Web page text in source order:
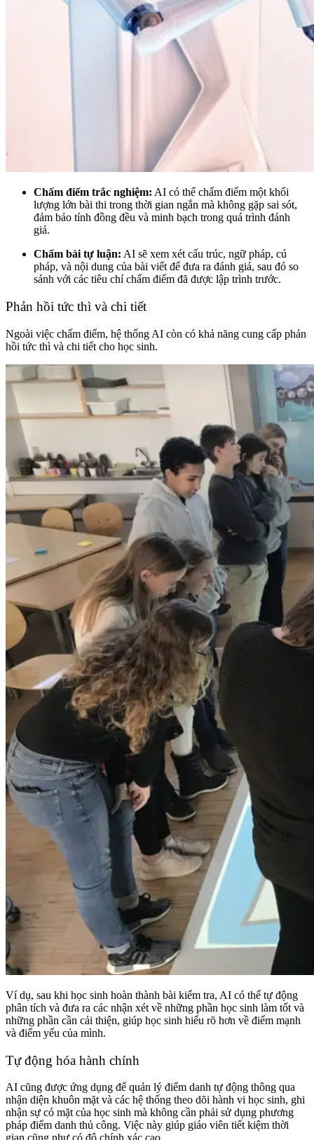
Chấm điểm trắc nghiệm: AI có thể chấm điểm một khối
lượng lớn bài thi trong thời gian ngắn mà không gặp sai sót,
đảm bảo tính đồng đều và minh bạch trong quá trình đánh
giá.
Chấm bài tự luận: AI sẽ xem xét cấu trúc, ngữ pháp, cú
pháp, và nội dung của bài viết để đưa ra đánh giá, sau đó so
sánh với các tiêu chí chấm điểm đã được lập trình trước.
Phản hồi tức thì và chi tiết
Ngoài việc chấm điểm, hệ thống AI còn có khả năng cung cấp phản
hồi tức thì và chi tiết cho học sinh.
Ví dụ, sau khi học sinh hoàn thành bài kiểm tra, AI có thể tự động
phân tích và đưa ra các nhận xét về những phần học sinh làm tốt và
những phần cần cải thiện, giúp học sinh hiểu rõ hơn về điểm mạnh
và điểm yếu của mình.
Tự động hóa hành chính
AI cũng được ứng dụng để quản lý điểm danh tự động thông qua
nhận diện khuôn mặt và các hệ thống theo dõi hành vi học sinh, ghi
nhận sự có mặt của học sinh mà không cần phải sử dụng phương
pháp điểm danh thủ công. Việc này giúp giáo viên tiết kiệm thời